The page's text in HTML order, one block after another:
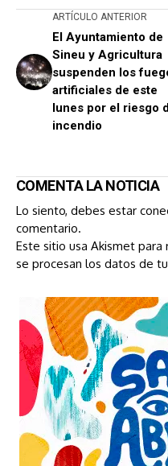
ARTÍCULO ANTERIOR
El Ayuntamiento de
Sineu y Agricultura
suspenden los
artificiales de este
lunes por el riesgo
incendio
COMENTA LA NOTICIA
Lo siento, debes estar
comentario.
Este sitio usa Akismet para
se procesan los datos de